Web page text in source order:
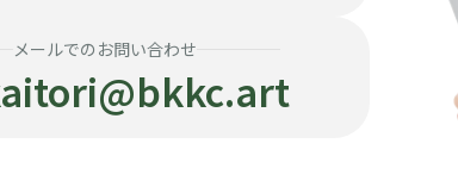
メールでのお問い合わせ